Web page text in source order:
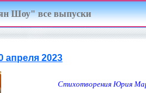
Шоу" все выпуски
апреля 2023
Стихотворения Юрия